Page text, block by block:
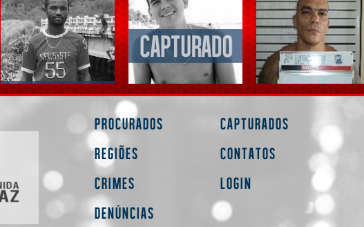
Procurados
Regiões
Crimes
Denúncias
Capturados
Contatos
Login